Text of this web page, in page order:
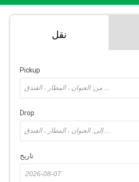
نقل
Pickup
من: العنوان ، المطار ، الفندق ...
Drop
إلى: العنوان ، المطار ، الفندق ...
تاريخ